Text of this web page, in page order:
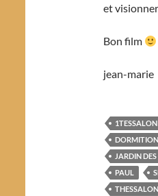
et
Bon film
jean-marie
DORMITION
JARDIN
PAUL